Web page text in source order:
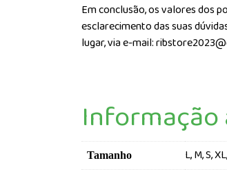
Em conclusão, os valores dos
esclarecimento das suas
lugar, via e-mail:
Tamanho L, M, S,